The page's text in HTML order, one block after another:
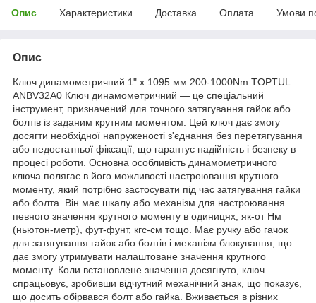
Опис Характеристики Доставка Оплата Умови
Опис
Ключ динамометричний 1" x 1095 мм 200-1000Nm TOPTUL
ANBV32A0 Ключ динамометричний — це спеціальний
інструмент, призначений для точного затягування гайок або
болтів із заданим крутним моментом. Цей ключ дає змогу
досягти необхідної напруженості з'єднання без перетягування
або недостатньої фіксації, що гарантує надійність і безпеку в
процесі роботи. Основна особливість динамометричного
ключа полягає в його можливості настроювання крутного
моменту, який потрібно застосувати під час затягування гайки
або болта. Він має шкалу або механізм для настроювання
певного значення крутного моменту в одиницях, як-от Нм
(ньютон-метр), фут-фунт, кгс-см тощо. Має ручку або гачок
для затягування гайок або болтів і механізм блокування, що
дає змогу утримувати налаштоване значення крутного
моменту. Коли встановлене значення досягнуто, ключ
спрацьовує, зробивши відчутний механічний знак, що показує,
що досить обірвався болт або гайка. Вживається в різних